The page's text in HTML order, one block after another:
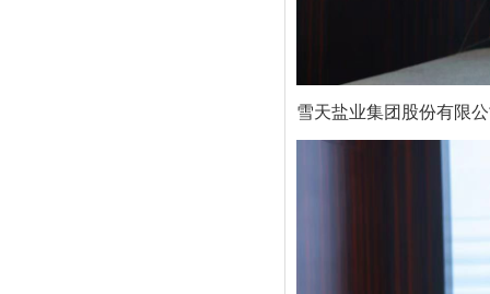
雪天盐业集团股份有限